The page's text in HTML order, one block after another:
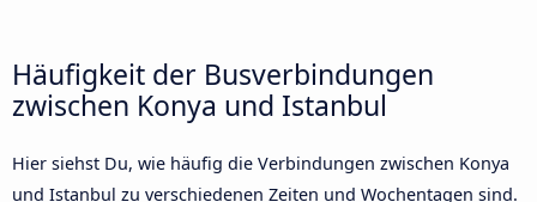
Häufigkeit der Busverbindungen
zwischen Konya und Istanbul
Hier siehst Du, wie häufig die Verbindungen zwischen Konya
und Istanbul zu verschiedenen Zeiten und Wochentagen sind.